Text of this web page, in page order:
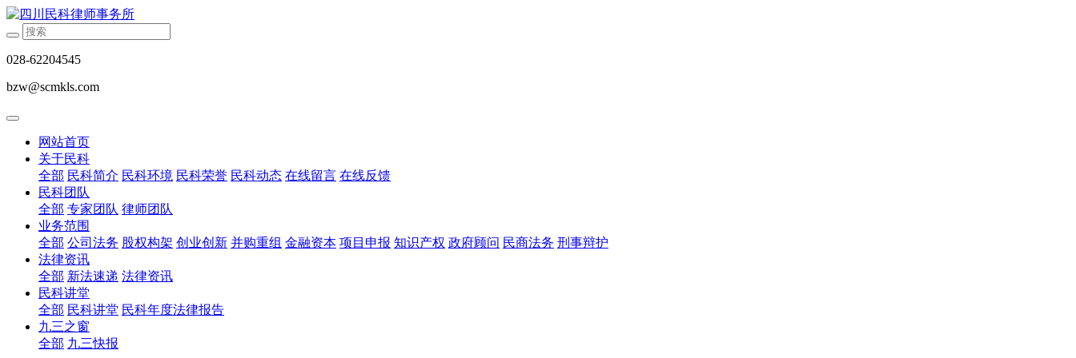
028-62204545
bzw@scmkls.com
网站首页
关于民科
全部 民科简介 民科环境 民科荣誉 民科动态 在线留言 在线反馈
民科团队
全部 专家团队 律师团队
业务范围
全部 公司法务 股权构架 创业创新 并购重组 金融资本 项目申报 知识产权 政府顾问 民商法务 刑事辩护
法律资讯
全部 新法速递 法律资讯
民科讲堂
全部 民科讲堂 民科年度法律报告
九三之窗
全部 九三快报